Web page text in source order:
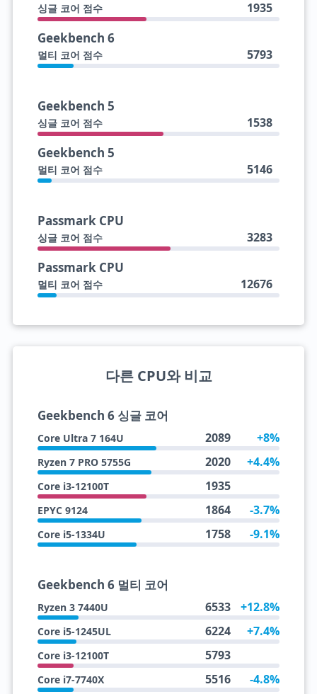
싱글 코어 점수 1935
Geekbench 6
멀티 코어 점수 5793
Geekbench 5
싱글 코어 점수 1538
Geekbench 5
멀티 코어 점수 5146
Passmark CPU
싱글 코어 점수 3283
Passmark CPU
멀티 코어 점수 12676
다른 CPU와 비교
Geekbench 6 싱글 코어
Core Ultra 7 164U 2089 +8%
Ryzen 7 PRO 5755G 2020 +4.4%
Core i3-12100T 1935
EPYC 9124 1864 -3.7%
Core i5-1334U 1758 -9.1%
Geekbench 6 멀티 코어
Ryzen 3 7440U 6533 +12.8%
Core i5-1245UL 6224 +7.4%
Core i3-12100T 5793
Core i7-7740X 5516 -4.8%